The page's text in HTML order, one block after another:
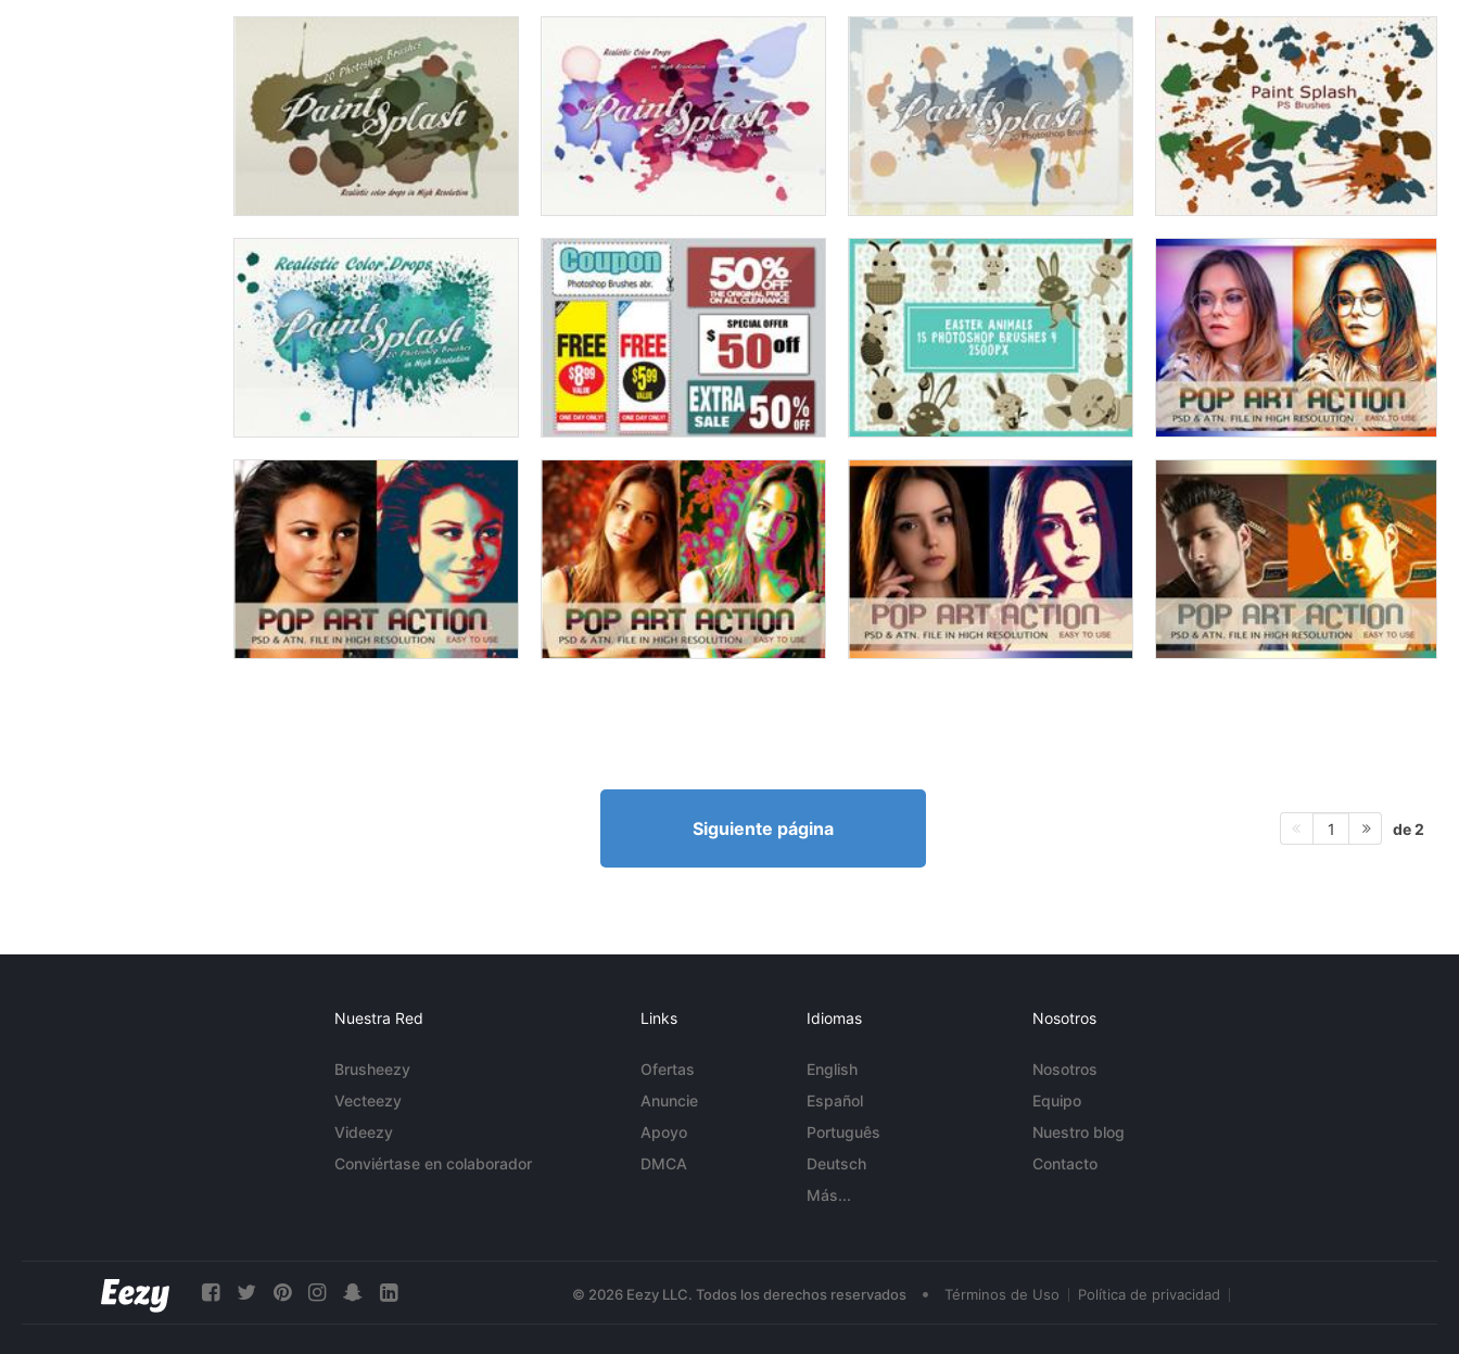
Siguiente página 1 de 2
Nuestra Red
Brusheezy
Vecteezy
Videezy
Conviértase en colaborador
Links
Ofertas
Anuncie
Apoyo
DMCA
Idiomas
English
Español
Português
Deutsch
Más...
Nosotros
Nosotros
Equipo
Nuestro blog
Contacto
© 2026 Eezy LLC. Todos los derechos reservados • Términos de Uso Política de privacidad